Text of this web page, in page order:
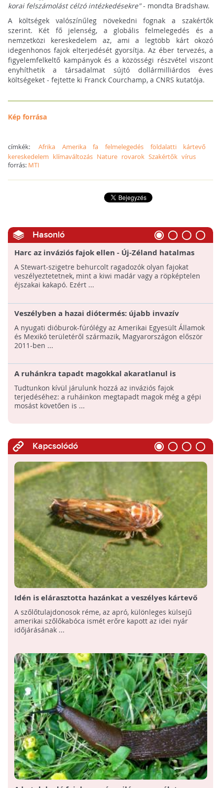
korai felszámolást célzó intézkedésekre"- mondta Bradshaw.
A költségek valószínűleg növekedni fognak a szakértők
szerint. Két fő jelenség, a globális felmelegedés és a
nemzetközi kereskedelem az, ami a legtöbb kárt okozó
idegenhonos fajok elterjedését gyorsítja. Az éber tervezés, a
figyelemfelkeltő kampányok és a közösségi részvétel viszont
enyhíthetik a társadalmat sújtó dollármilliárdos éves
költségeket - fejtette ki Franck Courchamp, a CNRS kutatója.
Kép forrása
címkék:Afrika Amerika fa felmelegedés földalatti
kártevő
kereskedelem klímaváltozás Nature rovarok Szakértők vírus
forrás: MTI
Hasonló
Harc az inváziós fajok ellen - Új-Zéland hatalmas
akciót indít
A Stewart-szigetre behurcolt ragadozók olyan fajokat
veszélyeztetetnek, mint a kiwi madár vagy a röpképtelen
éjszakai kakapó. Ezért ...
Veszélyben a hazai diótermés: újabb invazív
kártevő lendült támadásba
A nyugati dióburok-fúrólégy az Amerikai Egyesült Államok
és Mexikó területéről származik, Magyarországon először
2011-ben ...
A ruhánkra tapadt magokkal akaratlanul is
segítjük az inváziós növények terjedését
Tudtunkon kívül járulunk hozzá az inváziós fajok
terjedéséhez: a ruháinkon megtapadt magok még a gépi
mosást követően is ...
Kapcsolódó
Idén is elárasztotta hazánkat a veszélyes kártevő
A szőlőtulajdonosok réme, az apró, különleges külsejű
amerikai szőlőkabóca ismét erőre kapott az idei nyár
időjárásának ...